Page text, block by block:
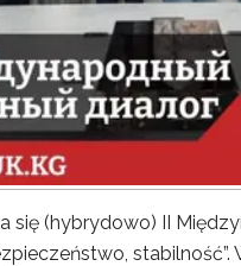
się (hybrydowo) II